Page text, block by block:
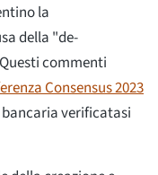
la
della "de-
commenti
Consensus 2023
verificatasi